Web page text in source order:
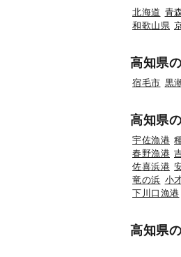
北海道 青
和歌山県
高知県
宿毛市 黒
高知県
宇佐漁港
春野漁港
佐喜浜港
竜の浜 小
下川口漁港
高知県